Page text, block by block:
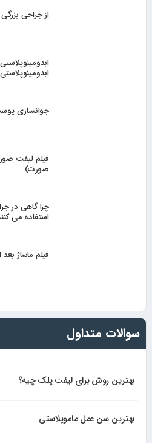
از جراحی
ابدومینوپلاستی
جوانسازی
فیلم لیفت
صورت)
چرا گاهی در
استفاده می
فیلم ماساژ بعد
سوالات متداول
بهترین روش برای لیفت پلک چیه؟
بهترین سن عمل ماموپلاستی